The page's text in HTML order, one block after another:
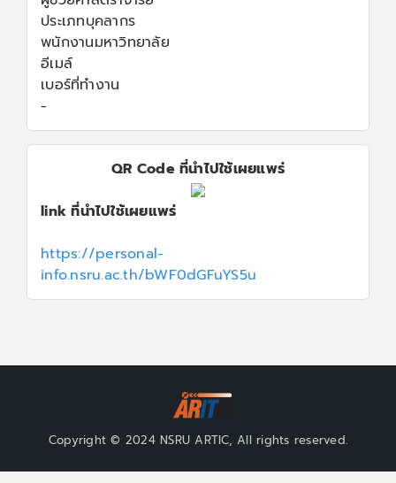
ประเภทบุคลากร
พนักงานมหาวิทยาลัย
อีเมล์
เบอร์ที่ทำงาน
-
QR Code ที่นำไปใช้เผยแพร่
link ที่นำไปใช้เผยแพร่
https://personal-
info.nsru.ac.th/bWF0dGFuYS5u
Copyright © 2024 NSRU ARTIC, All rights reserved.